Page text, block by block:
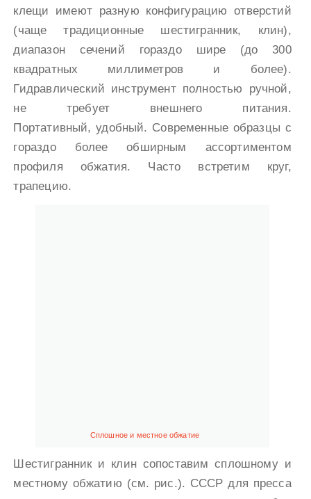
клещи имеют разную конфигурацию отверстий
(чаще традиционные шестигранник, клин),
диапазон сечений гораздо шире (до 300
квадратных миллиметров и более).
Гидравлический инструмент полностью ручной,
не требует внешнего питания.
Портативный, удобный. Современные образцы с
гораздо более обширным ассортиментом
профиля обжатия. Часто встретим круг,
трапецию.
Сплошное и местное обжатие
Шестигранник и клин сопоставим сплошному и
местному обжатию (см. рис.). СССР для пресса